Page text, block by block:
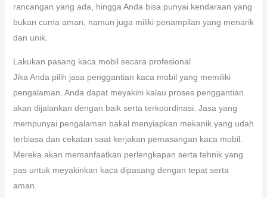
rancangan yang ada, hingga Anda bisa punyai kendaraan yang
bukan cuma aman, namun juga miliki penampilan yang menarik
dan unik.
Lakukan pasang kaca mobil secara profesional
Jika Anda pilih jasa penggantian kaca mobil yang memiliki
pengalaman, Anda dapat meyakini kalau proses penggantian
akan dijalankan dengan baik serta terkoordinasi. Jasa yang
mempunyai pengalaman bakal menyiapkan mekanik yang udah
terbiasa dan cekatan saat kerjakan pemasangan kaca mobil.
Mereka akan memanfaatkan perlengkapan serta tehnik yang
pas untuk meyakinkan kaca dipasang dengan tepat serta
aman.